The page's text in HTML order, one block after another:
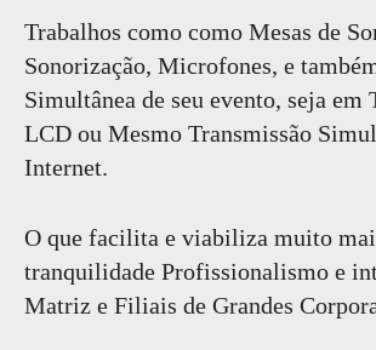
Trabalhos como como Mesas de
Sonorização, Microfones, e
Simultânea de seu evento, seja em
LCD ou Mesmo Transmissão
Internet.
O que facilita e viabiliza muito
tranquilidade Profissionalismo e
Matriz e Filiais de Grandes